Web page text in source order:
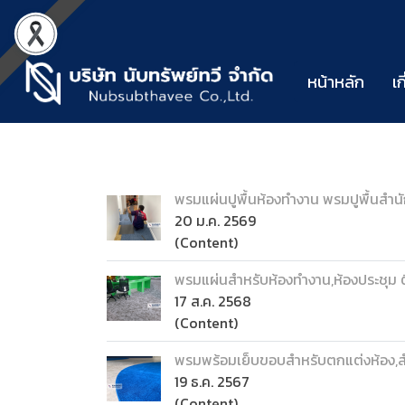
หน้าหลัก
พรมแผ่นปูพื้นห้องทำงาน พรมปูพื้นสำ
20 ม.ค. 2569
(Content)
พรมแผ่นสำหรับห้องทำงาน,ห้องประชุ
17 ส.ค. 2568
(Content)
พรมพร้อมเย็บขอบสำหรับตกแต่งห้อง,
19 ธ.ค. 2567